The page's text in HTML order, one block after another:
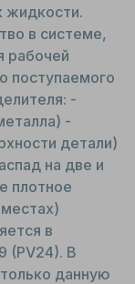
жидкости.
в системе,
рабочей
поступаемого
-
-
детали)
на две и
плотное
в
(PV24). В
данную